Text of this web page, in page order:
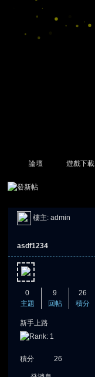
»
論壇
› ›
遊戲下載
樓主: admin
asdf1234
0
主題
9
回帖
26
積分
新手上路
積分 26